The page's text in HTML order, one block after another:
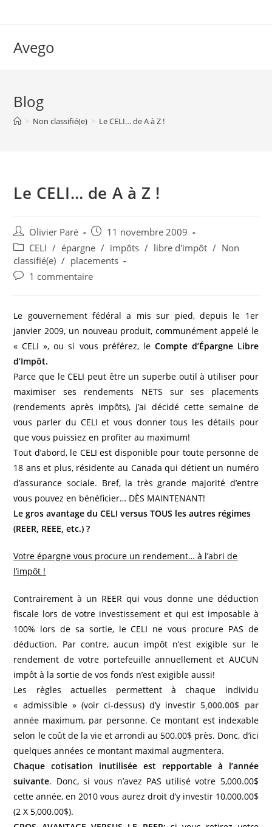
Avego
Blog
> Non classifié(e) > Le CELI… de A à Z !
Le CELI… de A à Z !
Auteur/autrice
de
la
publication :
Olivier Paré
Post
published:
11 novembre 2009
Post
category:
CELI / épargne / impôts / libre d'impôt / Non
classifié(e) / placements
Post1 commentaire
Le gouvernement fédéral a mis sur pied, depuis le 1er
janvier 2009, un nouveau produit, communément appelé le
« CELI », ou si vous préférez, le Compte d’Épargne Libre
d’Impôt.
Parce que le CELI peut être un superbe outil à utiliser pour
maximiser ses rendements NETS sur ses placements
(rendements après impôts), j’ai décidé cette semaine de
vous parler du CELI et vous donner tous les détails pour
que vous puissiez en profiter au maximum!
Tout d’abord, le CELI est disponible pour toute personne de
18 ans et plus, résidente au Canada qui détient un numéro
d’assurance sociale. Bref, la très grande majorité d’entre
vous pouvez en bénéficier… DÈS MAINTENANT!
Le gros avantage du CELI versus TOUS les autres régimes
(REER, REEE, etc.) ?
Votre épargne vous procure un rendement… à l’abri de
l’impôt !
Contrairement à un REER qui vous donne une déduction
fiscale lors de votre investissement et qui est imposable à
100% lors de sa sortie, le CELI ne vous procure PAS de
déduction. Par contre, aucun impôt n’est exigible sur le
rendement de votre portefeuille annuellement et AUCUN
impôt à la sortie de vos fonds n’est exigible aussi!
Les règles actuelles permettent à chaque individu
« admissible » (voir ci-dessus) d’y investir5,000.00$ par
année maximum, par personne. Ce montant est indexable
selon le coût de la vie et arrondi au 500.00$ près. Donc, d’ici
quelques années ce montant maximal augmentera.
Chaque cotisation inutilisée est repportable à l’année
suivante. Donc, si vous n’avez PAS utilisé votre 5,000.00$
cette année, en 2010 vous aurez droit d’y investir 10,000.00$
(2 X 5,000.00$).